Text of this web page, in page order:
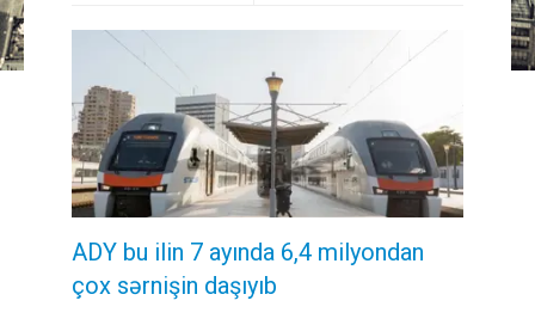
ADY bu ilin 7 ayında 6,4 milyondan
çox sərnişin daşıyıb